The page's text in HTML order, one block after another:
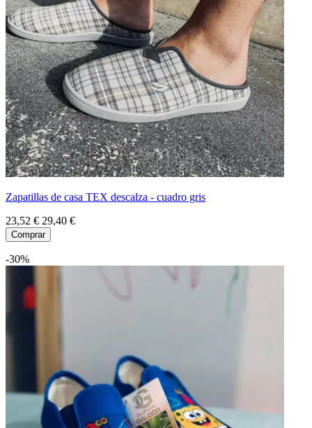
Zapatillas de casa TEX descalza - cuadro gris
23,52 € 29,40 €
Comprar
-30%